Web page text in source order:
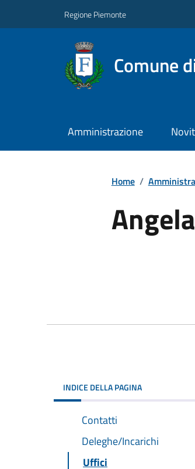
Regione Piemonte
Comune
Amministrazione
Home /
INDICE DELLA PAGINA
Contatti
Deleghe/Incarichi
Uffici